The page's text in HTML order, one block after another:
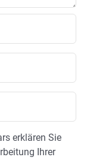
erklären Sie
Ihrer